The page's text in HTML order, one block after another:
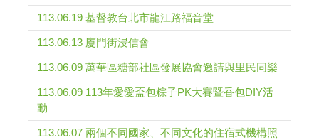
113.06.19 基督教台北市龍江路福音堂
113.06.13 廈門街浸信會
113.06.09 萬華區糖部社區發展協會邀請與里民同樂
113.06.09 113年愛愛盃包粽子PK大賽暨香包DIY活
動
113.06.07 兩個不同國家、不同文化的住宿式機構照